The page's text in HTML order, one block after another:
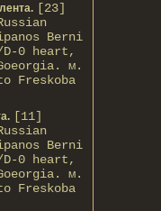
[23]
Berni
D-0 heart,
м.
Freskoba
[11]
Berni
D-0 heart,
м.
Freskoba